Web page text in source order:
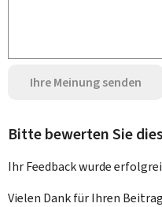
Ihre Meinung senden
Bitte bewerten Sie
Ihr Feedback wurde
Vielen Dank für Ihren